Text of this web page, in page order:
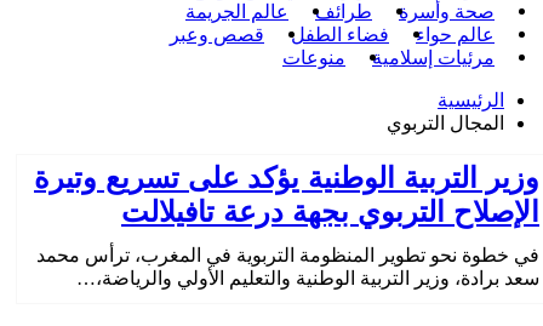
صحة وأسرة
طرائف
عالم الجريمة
عالم حواء
فضاء الطفل
قصص وعبر
مرئيات إسلامية
منوعات
الرئيسية
المجال التربوي
وزير التربية الوطنية يؤكد على تسريع وتيرة
الإصلاح التربوي بجهة درعة تافيلالت
في خطوة نحو تطوير المنظومة التربوية في المغرب، ترأس محمد
سعد برادة، وزير التربية الوطنية والتعليم الأولي والرياضة،…